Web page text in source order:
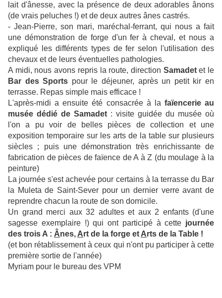
lait d'ânesse, avec la présence de deux adorables ânons
(de vrais peluches !) et de deux autres ânes castrés.
- Jean-Pierre, son mari, maréchal-ferrant, qui nous a fait
une démonstration de forge d'un fer à cheval, et nous a
expliqué les différents types de fer selon l'utilisation des
chevaux et de leurs éventuelles pathologies.
A midi, nous avons repris la route, direction Samadetet le
Bar des Sports pour le déjeuner, après un petit kir en
terrasse. Repas simple mais efficace !
L'après-midi a ensuite été consacrée à la faïencerie au
musée dédié de Samadet : visite guidée du musée où
l'on a pu voir de belles pièces de collection et une
exposition temporaire sur les arts de la table sur plusieurs
siècles ; puis une démonstration très enrichissante de
fabrication de pièces de faïence de A à Z (du moulage à la
peinture)
La journée s'est achevée pour certains à la terrasse du Bar
la Muleta de Saint-Sever pour un dernier verre avant de
reprendre chacun la route de son domicile.
Un grand merci aux 32 adultes et aux 2 enfants (d'une
sagesse exemplaire !) qui ont participé à cette journée
des trois A : Ânes, Art de la forge et Arts de la Table !
(et bon rétablissement à ceux qui n'ont pu participer à cette
première sortie de l'année)
Myriam pour le bureau des VPM